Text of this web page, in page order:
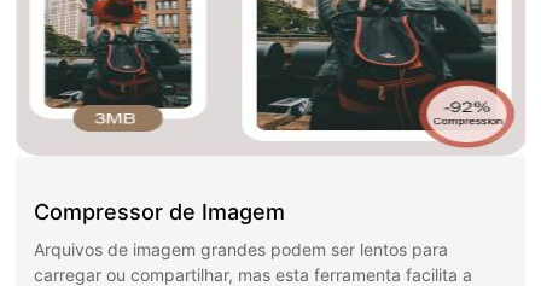
Compressor de Imagem
Arquivos de imagem grandes podem ser lentos para
carregar ou compartilhar, mas esta ferramenta facilita a